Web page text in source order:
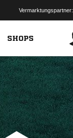
Vermarktungspartner:
SHOPS